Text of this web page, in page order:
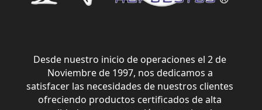
Desde nuestro inicio de operaciones el 2 de
Noviembre de 1997, nos dedicamos a
satisfacer las necesidades de nuestros clientes
ofreciendo productos certificados de alta